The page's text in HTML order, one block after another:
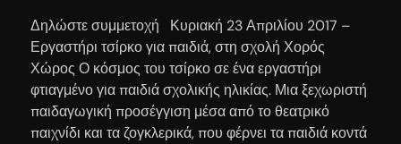
Δηλώστε συμμετοχή Κυριακή 23 Απριλίου 2017 –
Εργαστήρι τσίρκο για παιδιά, στη σχολή Χορός
Χώρος Ο κόσμος του τσίρκο σε ένα εργαστήρι
φτιαγμένο για παιδιά σχολικής ηλικίας. Μια ξεχωριστή
παιδαγωγική προσέγγιση μέσα από το θεατρικό
παιχνίδι και τα ζογκλερικά, που φέρνει τα παιδιά κοντά